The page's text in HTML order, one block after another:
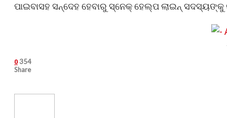
ପାଇବାସହ ସନ୍ଦେହ ହେବାରୁ ସ୍ନେକ୍ ହେଲ୍‌ପ ଲାଇନ୍
0 354
Share